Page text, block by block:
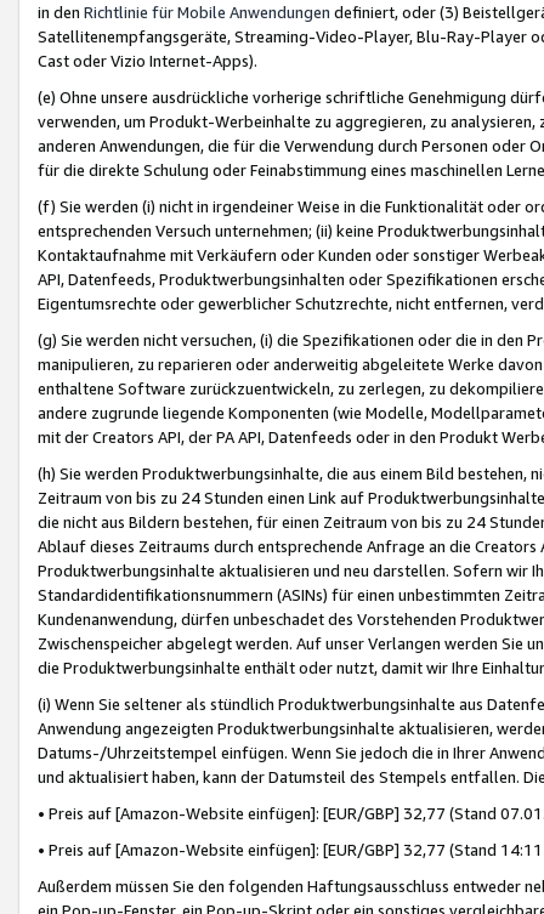
in den Richtlinie für Mobile Anwendungen definiert, oder (3)
Satellitenempfangsgeräte, Streaming-Video-Player, Blu-Ray-Player
Cast oder Vizio Internet-Apps).
(e) Ohne unsere ausdrückliche vorherige schriftliche Genehmigung
verwenden, um Produkt-Werbeinhalte zu aggregieren, zu
anderen Anwendungen, die für die Verwendung durch Personen
für die direkte Schulung oder Feinabstimmung eines maschinellen
(f) Sie werden (i) nicht in irgendeiner Weise in die Funktionalität oder
entsprechenden Versuch unternehmen; (ii) keine
Kontaktaufnahme mit Verkäufern oder Kunden oder sonstiger
API, Datenfeeds, Produktwerbungsinhalten oder Spezifikationen
Eigentumsrechte oder gewerblicher Schutzrechte, nicht entfernen,
(g) Sie werden nicht versuchen, (i) die Spezifikationen oder die in
manipulieren, zu reparieren oder anderweitig abgeleitete Werke
enthaltene Software zurückzuentwickeln, zu zerlegen, zu
andere zugrunde liegende Komponenten (wie Modelle,
mit der Creators API, der PA API, Datenfeeds oder in den Produkt
(h) Sie werden Produktwerbungsinhalte, die aus einem Bild bestehen,
Zeitraum von bis zu 24 Stunden einen Link auf
die nicht aus Bildern bestehen, für einen Zeitraum von bis zu 24
Ablauf dieses Zeitraums durch entsprechende Anfrage an die
Produktwerbungsinhalte aktualisieren und neu darstellen. Sofern wir
Standardidentifikationsnummern (ASINs) für einen unbestimmten
Kundenanwendung, dürfen unbeschadet des Vorstehenden
Zwischenspeicher abgelegt werden. Auf unser Verlangen werden Sie
die Produktwerbungsinhalte enthält oder nutzt, damit wir Ihre
(i) Wenn Sie seltener als stündlich Produktwerbungsinhalte aus
Anwendung angezeigten Produktwerbungsinhalte aktualisieren,
Datums-/Uhrzeitstempel einfügen. Wenn Sie jedoch die in Ihrer
und aktualisiert haben, kann der Datumsteil des Stempels entfallen.
• Preis auf [Amazon-Website einfügen]: [EUR/GBP] 32,77 (Stand
• Preis auf [Amazon-Website einfügen]: [EUR/GBP] 32,77 (Stand
Außerdem müssen Sie den folgenden Haftungsausschluss entweder
ein Pop-up-Fenster, ein Pop-up-Skript oder ein sonstiges